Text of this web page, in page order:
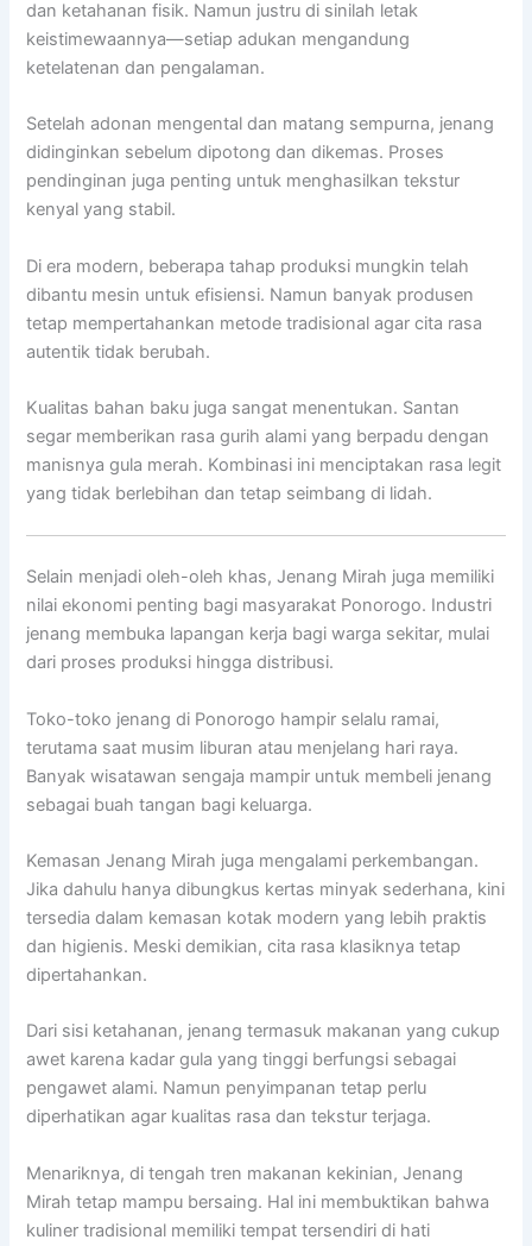
dan ketahanan fisik. Namun justru di sinilah letak
keistimewaannya—setiap adukan mengandung
ketelatenan dan pengalaman.
Setelah adonan mengental dan matang sempurna, jenang
didinginkan sebelum dipotong dan dikemas. Proses
pendinginan juga penting untuk menghasilkan tekstur
kenyal yang stabil.
Di era modern, beberapa tahap produksi mungkin telah
dibantu mesin untuk efisiensi. Namun banyak produsen
tetap mempertahankan metode tradisional agar cita rasa
autentik tidak berubah.
Kualitas bahan baku juga sangat menentukan. Santan
segar memberikan rasa gurih alami yang berpadu dengan
manisnya gula merah. Kombinasi ini menciptakan rasa legit
yang tidak berlebihan dan tetap seimbang di lidah.
Selain menjadi oleh-oleh khas, Jenang Mirah juga memiliki
nilai ekonomi penting bagi masyarakat Ponorogo. Industri
jenang membuka lapangan kerja bagi warga sekitar, mulai
dari proses produksi hingga distribusi.
Toko-toko jenang di Ponorogo hampir selalu ramai,
terutama saat musim liburan atau menjelang hari raya.
Banyak wisatawan sengaja mampir untuk membeli jenang
sebagai buah tangan bagi keluarga.
Kemasan Jenang Mirah juga mengalami perkembangan.
Jika dahulu hanya dibungkus kertas minyak sederhana, kini
tersedia dalam kemasan kotak modern yang lebih praktis
dan higienis. Meski demikian, cita rasa klasiknya tetap
dipertahankan.
Dari sisi ketahanan, jenang termasuk makanan yang cukup
awet karena kadar gula yang tinggi berfungsi sebagai
pengawet alami. Namun penyimpanan tetap perlu
diperhatikan agar kualitas rasa dan tekstur terjaga.
Menariknya, di tengah tren makanan kekinian, Jenang
Mirah tetap mampu bersaing. Hal ini membuktikan bahwa
kuliner tradisional memiliki tempat tersendiri di hati